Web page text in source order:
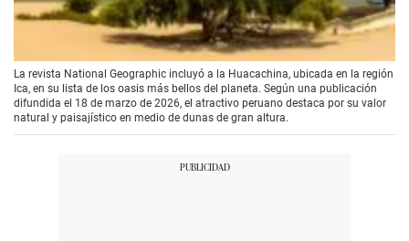
00:00/01:00
La revista National Geographic incluyó a la Huacachina, ubicada en la región
Ica, en su lista de los oasis más bellos del planeta. Según una publicación
difundida el 18 de marzo de 2026, el atractivo peruano destaca por su valor
natural y paisajístico en medio de dunas de gran altura.